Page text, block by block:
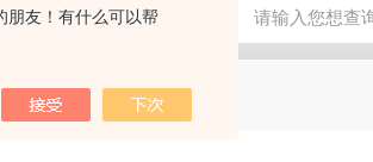
朋友！有什么可以帮
平行蒸发仪多样品平行蒸发仪 SBD-100B